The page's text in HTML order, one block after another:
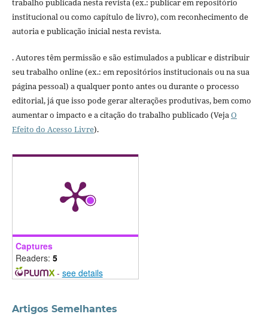
trabalho publicada nesta revista (ex.: publicar em repositório
institucional ou como capítulo de livro), com reconhecimento de
autoria e publicação inicial nesta revista.
. Autores têm permissão e são estimulados a publicar e distribuir
seu trabalho online (ex.: em repositórios institucionais ou na sua
página pessoal) a qualquer ponto antes ou durante o processo
editorial, já que isso pode gerar alterações produtivas, bem como
aumentar o impacto e a citação do trabalho publicado (VejaO
Efeito do Acesso Livre).
Captures
Readers: 5
- see details
Artigos Semelhantes